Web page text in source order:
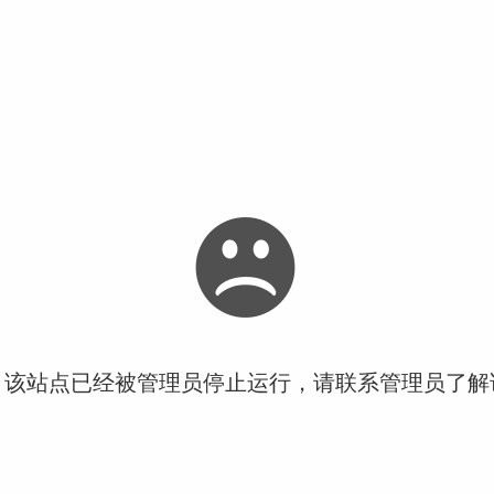
站点已经被管理员停止运行，请联系管理员了